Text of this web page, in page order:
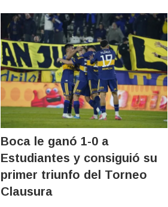
Boca le ganó 1-0 a
Estudiantes y consiguió su
primer triunfo del Torneo
Clausura